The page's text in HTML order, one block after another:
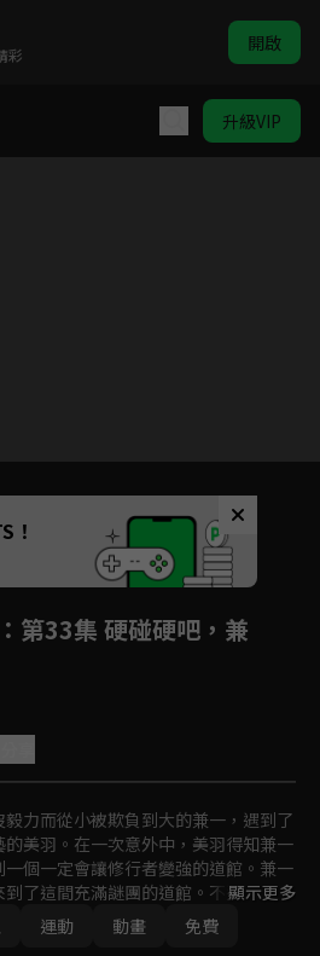
彩 開啟
升級VIP
！
：第33集 硬碰硬吧，兼
力而從小被欺負到大的兼一，遇到了
美羽。在一次意外中，美羽得知兼一
個一定會讓修行者變強的道館。兼一
了這間充滿謎團的道館。不過，這裡
絕世高手們的齊聚之地「梁山
顯示更多
運動 動畫
免費